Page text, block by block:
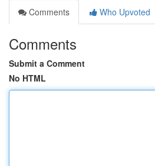
Comments
Who Upvoted
Comments
Submit a Comment
No HTML